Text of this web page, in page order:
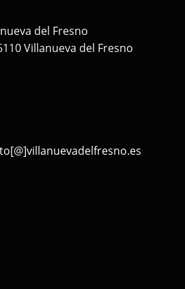
del Fresno
Villanueva del Fresno